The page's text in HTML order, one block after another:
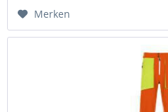
Merken